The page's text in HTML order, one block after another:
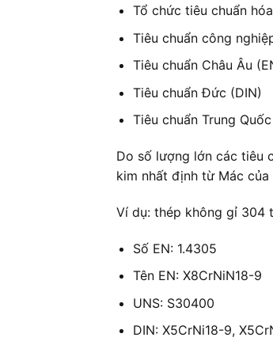
Tổ chức tiêu chuẩn
Tiêu chuẩn công
Tiêu chuẩn Châu Âu
Tiêu chuẩn Đức (DIN)
Tiêu chuẩn Trung Quốc
Do số lượng lớn các tiêu
kim nhất định từ Mác của
Ví dụ: thép không gỉ 304
Số EN: 1.4305
Tên EN: X8CrNiN18-9
UNS: S30400
DIN: X5CrNi18-9,